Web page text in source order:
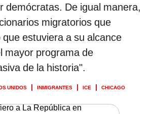
demócratas. De igual manera,
migratorios que
estuviera a su alcance
mayor programa de
de la historia".
UNIDOS INMIGRANTES ICE CHICAGO
a La República en